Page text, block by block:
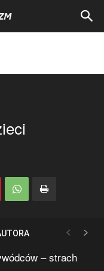
– strach